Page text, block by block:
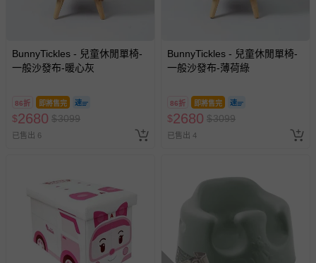
BunnyTickles - 兒童休閒單椅-
一般沙發布-暖心灰
86折 即將售完
$2680 $3099
已售出 6
BunnyTickles - 兒童休閒單椅-
一般沙發布-薄荷綠
86折 即將售完
$2680 $3099
已售出 4